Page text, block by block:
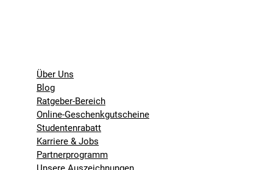
Über Uns
Blog
Ratgeber-Bereich
Online-Geschenkgutscheine
Studentenrabatt
Karriere & Jobs
Partnerprogramm